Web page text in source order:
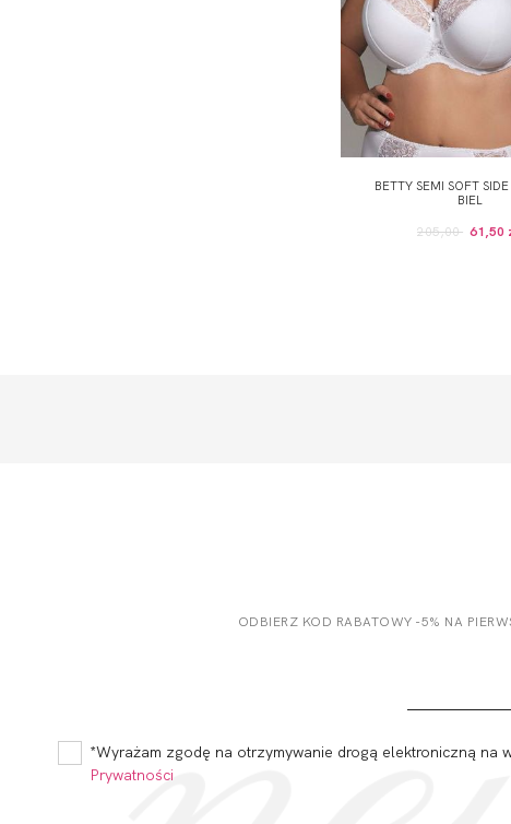
BETTY SEMI SOFT SIDE
BIEL
205,00 61,50
ODBIERZ KOD RABATOWY -5% NA
*Wyrażam zgodę na otrzymywanie drogą elektroniczną na
Prywatności